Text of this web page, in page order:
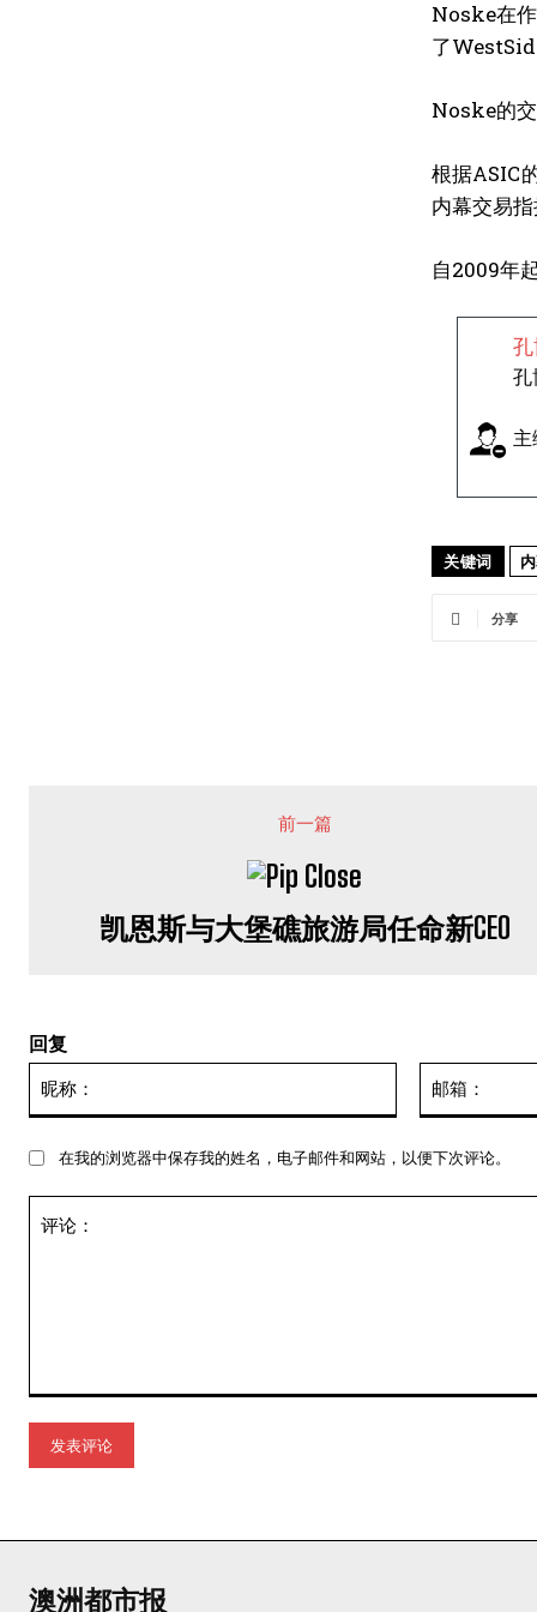
Noske在
了
Noske的
根据ASIC
内幕交易
自2009年
孔
主
关键词
分享
前一篇
凯恩斯与大堡礁旅游局任命新CEO
回复
论：
在我的浏览器中保存我的姓名，电子邮件和网站，以便下次评论。
澳洲都市报